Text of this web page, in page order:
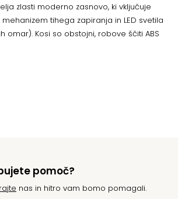
zlasti moderno zasnovo, ki vključuje
tihega zapiranja in LED svetila
omar). Kosi so obstojni, robove ščiti ABS
pomoč?
nas in hitro vam bomo pomagali.